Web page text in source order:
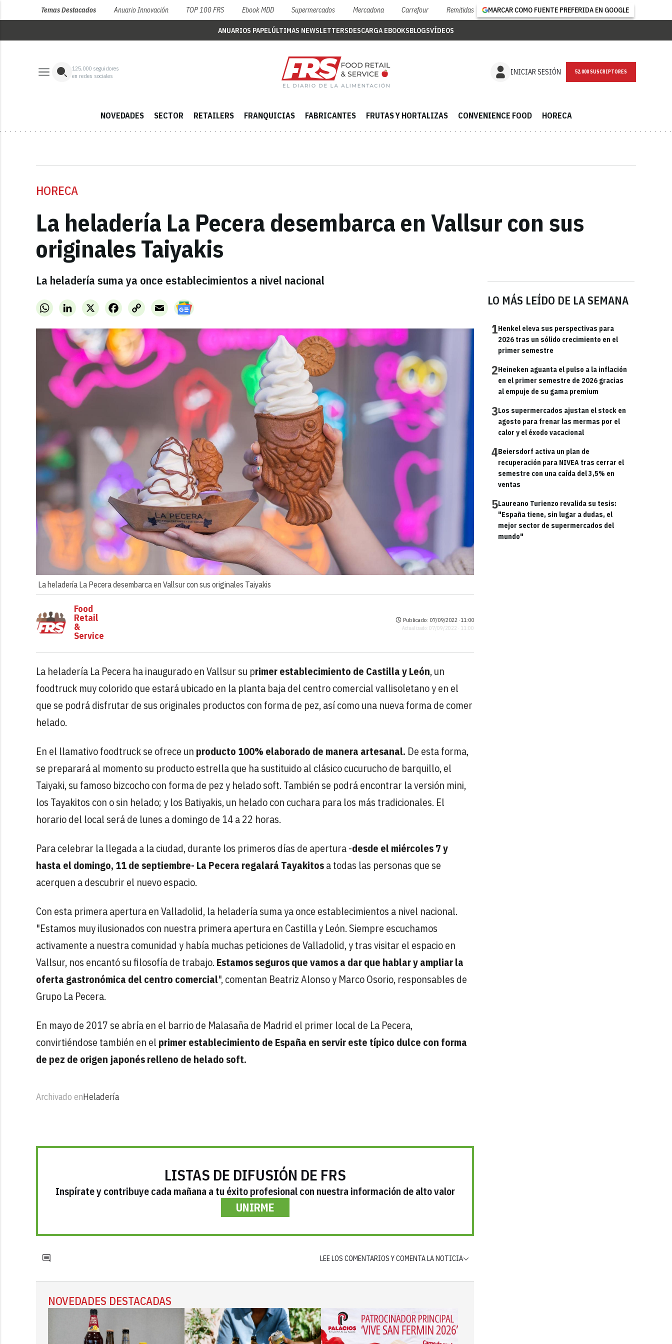
Temas Destacados Anuario Innovación TOP 100 FRS Ebook MDD Supermercados Mercadona Carrefour Remitidas MARCAR COMO FUENTE PREFERIDA EN GOOGLE
ANUARIOS PAPELÚLTIMAS NEWSLETTERSDESCARGA EBOOKSBLOGSVÍDEOS
125,000 seguidores
en redes sociales
INICIAR SESIÓN NEWSLETTER
NOVEDADES SECTOR RETAILERS FRANQUICIAS FABRICANTES FRUTAS Y HORTALIZAS CONVENIENCE FOOD HORECA
HORECA
La heladería La Pecera desembarca en Vallsur con sus
originales Taiyakis
La heladería suma ya once establecimientos a nivel nacional
WhatsAppLinkedInX FacebookCopy
Link
Email
La heladería La Pecera desembarca en Vallsur con sus originales Taiyakis
LO MÁS LEÍDO DE LA SEMANA
1Henkel eleva sus perspectivas para
2026 tras un sólido crecimiento en el
primer semestre
2Heineken aguanta el pulso a la inflación
en el primer semestre de 2026 gracias
al empuje de su gama premium
3Los supermercados ajustan el stock en
agosto para frenar las mermas por el
calor y el éxodo vacacional
4Beiersdorf activa un plan de
recuperación para NIVEA tras cerrar el
semestre con una caída del 3,5% en
ventas
5Laureano Turienzo revalida su tesis:
"España tiene, sin lugar a dudas, el
mejor sector de supermercados del
mundo"
Food
Retail
&
Service
Publicado: 07/09/2022 ·11:00
Actualizado: 07/09/2022 · 11:00
La heladería La Pecera ha inaugurado en Vallsur su primer establecimiento de Castilla y León, un
foodtruck muy colorido que estará ubicado en la planta baja del centro comercial vallisoletano y en el
que se podrá disfrutar de sus originales productos con forma de pez, así como una nueva forma de comer
helado.
En el llamativo foodtruck se ofrece un producto 100% elaborado de manera artesanal. De esta forma,
se preparará al momento su producto estrella que ha sustituido al clásico cucurucho de barquillo, el
Taiyaki, su famoso bizcocho con forma de pez y helado soft. También se podrá encontrar la versión mini,
los Tayakitos con o sin helado; y los Batiyakis, un helado con cuchara para los más tradicionales. El
horario del local será de lunes a domingo de 14 a 22 horas.
Para celebrar la llegada a la ciudad, durante los primeros días de apertura -desde el miércoles 7 y
hasta el domingo, 11 de septiembre- La Pecera regalará Tayakitosa todas las personas que se
acerquen a descubrir el nuevo espacio.
Con esta primera apertura en Valladolid, la heladería suma ya once establecimientos a nivel nacional.
"Estamos muy ilusionados con nuestra primera apertura en Castilla y León. Siempre escuchamos
activamente a nuestra comunidad y había muchas peticiones de Valladolid, y tras visitar el espacio en
Vallsur, nos encantó su filosofía de trabajo. Estamos seguros que vamos a dar que hablar y ampliar la
oferta gastronómica del centro comercial", comentan Beatriz Alonso y Marco Osorio, responsables de
Grupo La Pecera.
En mayo de 2017 se abría en el barrio de Malasaña de Madrid el primer local de La Pecera,
convirtiéndose también en el primer establecimiento de España en servir este típico dulce con forma
de pez de origen japonés relleno de helado soft.
Archivado enHeladería
LISTAS DE DIFUSIÓN DE FRS
Inspírate y contribuye cada mañana a tu éxito profesional con nuestra información de alto valor
UNIRME
LEE LOS COMENTARIOS Y COMENTA LA NOTICIA
NOVEDADES DESTACADAS